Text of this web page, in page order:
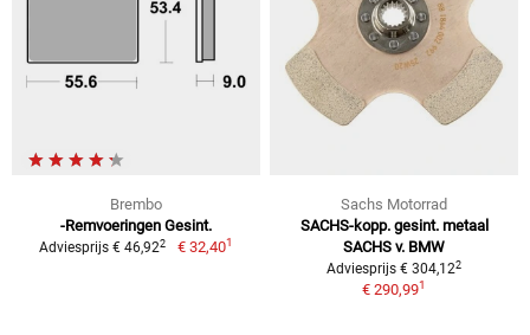
Brembo
-Remvoeringen Gesint.
Adviesprijs € 46,922 € 32,401
Sachs Motorrad
SACHS-kopp. gesint. metaal
SACHS v. BMW
Adviesprijs € 304,122
€ 290,991